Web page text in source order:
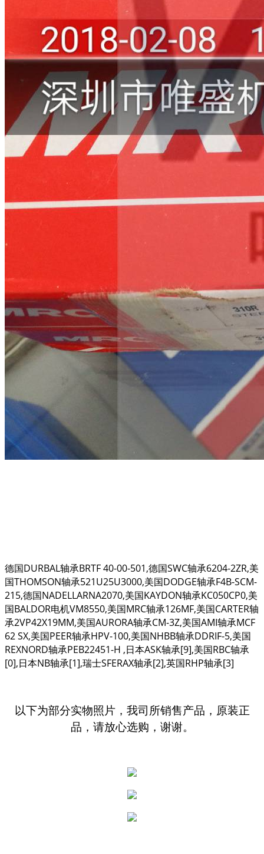
德国DURBAL轴承BRTF 40-00-501,德国SWC轴承6204-2ZR,美
国THOMSON轴承521U25U3000,美国DODGE轴承F4B-SCM-
215,德国NADELLARNA2070,美国KAYDON轴承KC050CP0,美
国BALDOR电机VM8550,美国MRC轴承126MF,美国CARTER轴
承2VP42X19MM,美国AURORA轴承CM-3Z,美国AMI轴承MCF
62 SX,美国PEER轴承HPV-100,美国NHBB轴承DDRIF-5,美国
REXNORD轴承PEB22451-H ,日本ASK轴承[9],美国RBC轴承
[0],日本NB轴承[1],瑞士SFERAX轴承[2],英国RHP轴承[3]
以下为部分实物照片，我司所销售产品，原装正
品，请放心选购，谢谢。